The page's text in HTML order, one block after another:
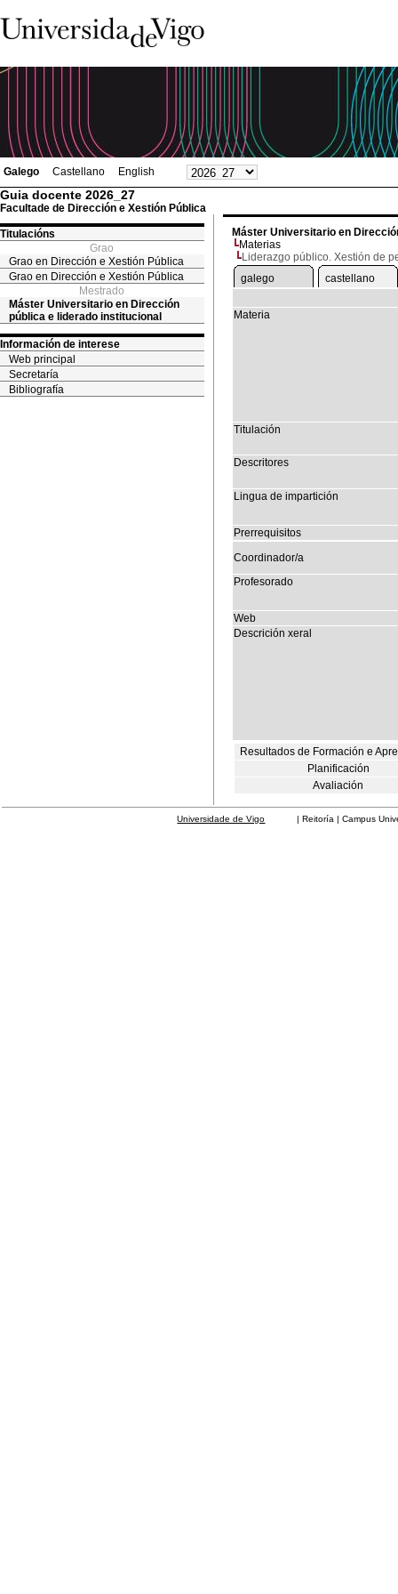
Galego Castellano English
Guia docente 2026_27
Facultade de Dirección e Xestión Pública
Titulacións
Grao
Grao en Dirección e Xestión Pública
Grao en Dirección e Xestión Pública
Mestrado
Máster Universitario en Dirección
pública e liderado institucional
Información de interese
Web principal
Secretaría
Bibliografía
Máster Universitario en
Materias
Liderazgo público. Xestión de
galego
castellano
Materia
Titulación
Descritores
Lingua de impartición
Prerrequisitos
Coordinador/a
Profesorado
Web
Descrición xeral
Resultados de Formación e
Planificación
Avaliación
Universidade de Vigo | Reitoría | Campus